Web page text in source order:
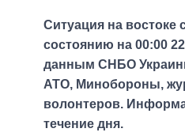
Ситуация на востоке
состоянию на 00:00
данным СНБО
АТО, Минобороны,
волонтеров.
течение дня.